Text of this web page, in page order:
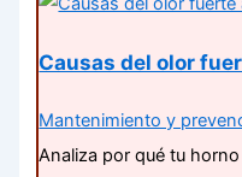
Causas del olor
Mantenimiento y
Analiza por qué tu